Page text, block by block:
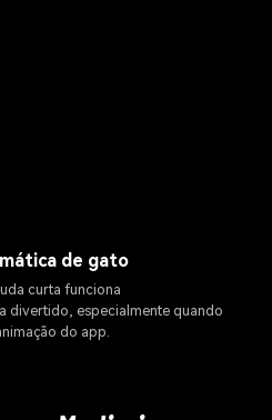
de gato
curta funciona
divertido, especialmente quando
do app.